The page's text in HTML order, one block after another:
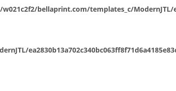
bellaprint.com/templates_c/ModernJTL/